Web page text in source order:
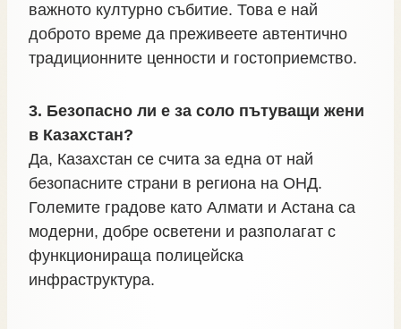
важното културно събитие. Това е най
доброто време да преживеете автентично
традиционните ценности и гостоприемство.
3. Безопасно ли е за соло пътуващи жени
в Казахстан?
Да, Казахстан се счита за една от най
безопасните страни в региона на ОНД.
Големите градове като Алмати и Астана са
модерни, добре осветени и разполагат с
функционираща полицейска
инфраструктура.